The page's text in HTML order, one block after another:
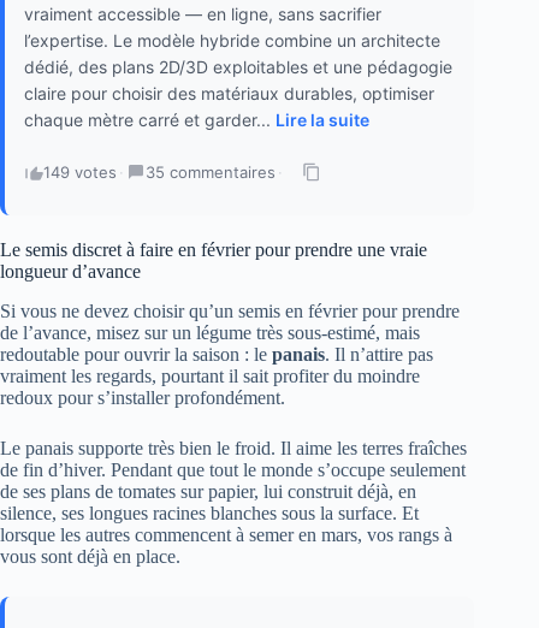
vraiment accessible — en ligne, sans sacrifier
l’expertise. Le modèle hybride combine un architecte
dédié, des plans 2D/3D exploitables et une pédagogie
claire pour choisir des matériaux durables, optimiser
chaque mètre carré et garder... Lire la suite
149 votes · 35 commentaires ·
Le semis discret à faire en février pour prendre une vraie
longueur d’avance
Si vous ne devez choisir qu’un semis en février pour prendre
de l’avance, misez sur un légume très sous-estimé, mais
redoutable pour ouvrir la saison : le panais. Il n’attire pas
vraiment les regards, pourtant il sait profiter du moindre
redoux pour s’installer profondément.
Le panais supporte très bien le froid. Il aime les terres fraîches
de fin d’hiver. Pendant que tout le monde s’occupe seulement
de ses plans de tomates sur papier, lui construit déjà, en
silence, ses longues racines blanches sous la surface. Et
lorsque les autres commencent à semer en mars, vos rangs à
vous sont déjà en place.